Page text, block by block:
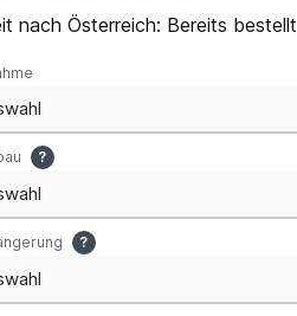
nach Österreich: Bereits bestellt
?
?